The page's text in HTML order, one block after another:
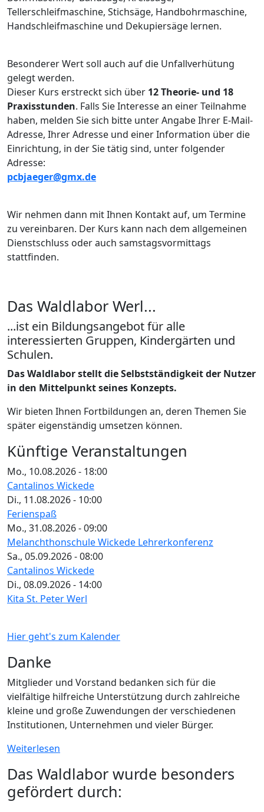
Tellerschleifmaschine, Stichsäge, Handbohrmaschine,
Handschleifmaschine und Dekupiersäge lernen.
Besonderer Wert soll auch auf die Unfallverhütung
gelegt werden.
Dieser Kurs erstreckt sich über 12 Theorie- und 18
Praxisstunden. Falls Sie Interesse an einer Teilnahme
haben, melden Sie sich bitte unter Angabe Ihrer E-Mail-
Adresse, Ihrer Adresse und einer Information über die
Einrichtung, in der Sie tätig sind, unter folgender
Adresse:
pcbjaeger@gmx.de
Wir nehmen dann mit Ihnen Kontakt auf, um Termine
zu vereinbaren. Der Kurs kann nach dem allgemeinen
Dienstschluss oder auch samstagsvormittags
stattfinden.
Das Waldlabor Werl...
...ist ein Bildungsangebot für alle
interessierten Gruppen, Kindergärten und
Schulen.
Das Waldlabor stellt die Selbstständigkeit der Nutzer
in den Mittelpunkt seines Konzepts.
Wir bieten Ihnen Fortbildungen an, deren Themen Sie
später eigenständig umsetzen können.
Künftige Veranstaltungen
Mo., 10.08.2026 - 18:00
Cantalinos Wickede
Di., 11.08.2026 - 10:00
Ferienspaß
Mo., 31.08.2026 - 09:00
Melanchthonschule Wickede Lehrerkonferenz
Sa., 05.09.2026 - 08:00
Cantalinos Wickede
Di., 08.09.2026 - 14:00
Kita St. Peter Werl
Hier geht's zum Kalender
Danke
Mitglieder und Vorstand bedanken sich für die
vielfältige hilfreiche Unterstützung durch zahlreiche
kleine und große Zuwendungen der verschiedenen
Institutionen, Unternehmen und vieler Bürger.
Weiterlesen
Das Waldlabor wurde besonders
gefördert durch: